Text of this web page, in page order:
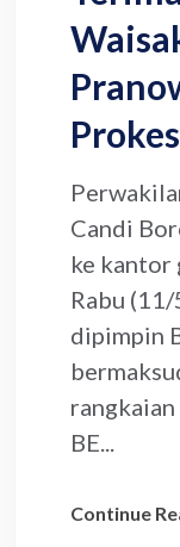
Prokes
Candi
ke kantor
Rabu
dipimpin
BE...
Continue